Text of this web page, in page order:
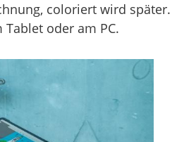
coloriert wird später.
oder am PC.